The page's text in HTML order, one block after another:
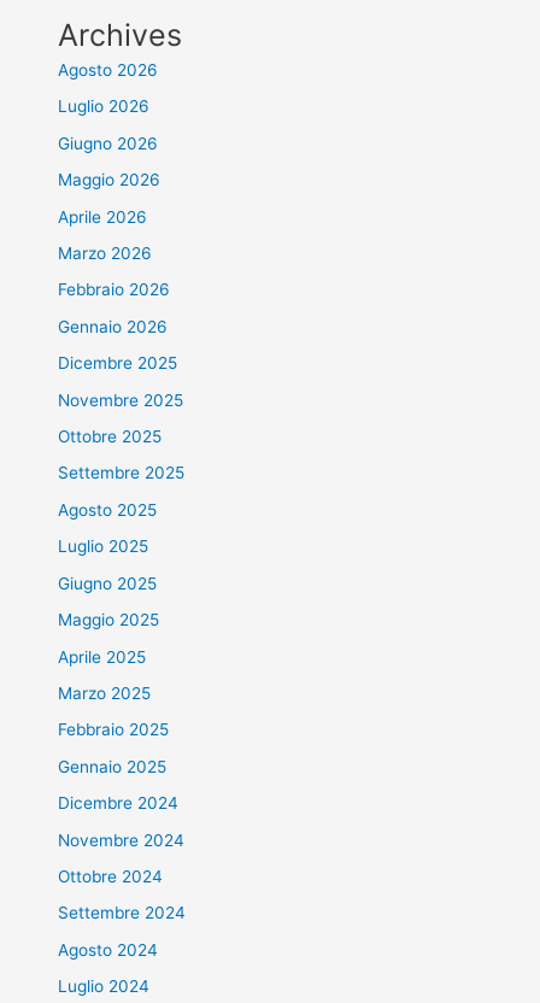
Archives
Agosto 2026
Luglio 2026
Giugno 2026
Maggio 2026
Aprile 2026
Marzo 2026
Febbraio 2026
Gennaio 2026
Dicembre 2025
Novembre 2025
Ottobre 2025
Settembre 2025
Agosto 2025
Luglio 2025
Giugno 2025
Maggio 2025
Aprile 2025
Marzo 2025
Febbraio 2025
Gennaio 2025
Dicembre 2024
Novembre 2024
Ottobre 2024
Settembre 2024
Agosto 2024
Luglio 2024